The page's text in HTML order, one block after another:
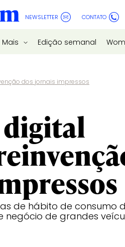
NEWSLETTER CONTATO
Mais Edição semanal
dos jornais impressos
digital
de hábito de consumo
negócio de grandes